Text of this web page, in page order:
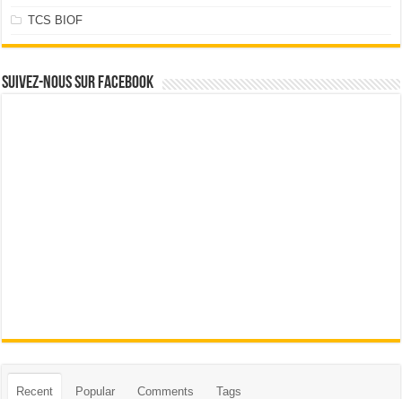
TCS BIOF
Suivez-nous sur facebook
Recent Popular Comments Tags